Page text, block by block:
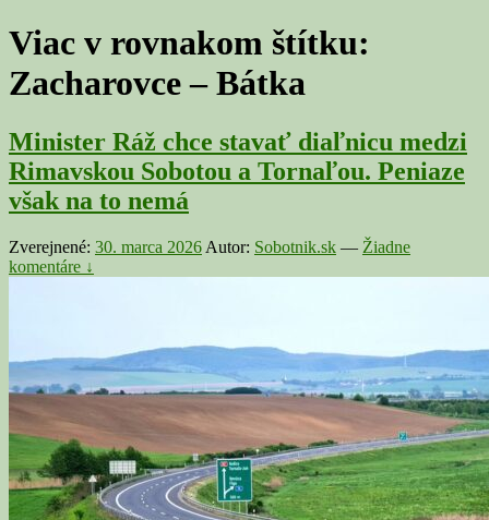
Viac v rovnakom štítku:
Zacharovce – Bátka
Minister Ráž chce stavať diaľnicu medzi
Rimavskou Sobotou a Tornaľou. Peniaze
však na to nemá
Zverejnené: 30. marca 2026 Autor: Sobotnik.sk — Žiadne
komentáre ↓